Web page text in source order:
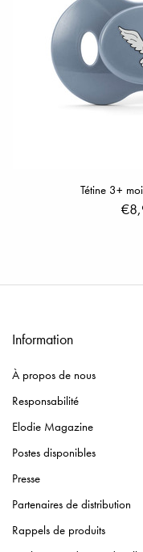
Tétine 3+
Information
À propos de nous
Responsabilité
Elodie Magazine
Postes disponibles
Presse
Partenaires de distribution
Rappels de produits